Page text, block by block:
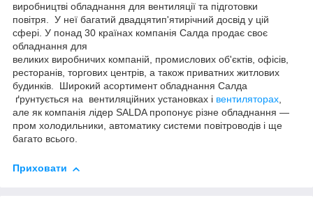
виробництві обладнання для вентиляції та підготовки
повітря. У неї багатий двадцятип'ятирічний досвід у цій
сфері. У понад 30 країнах компанія Салда продає своє
обладнання для
великих виробничих компаній, промислових об'єктів, офісів,
ресторанів, торгових центрів, а також приватних житлових
будинків. Широкий асортимент обладнання Салда
ґрунтується на вентиляційних установках і вентиляторах,
але як компанія лідер SALDA пропонує різне обладнання —
пром холодильники, автоматику системи повітроводів і ще
багато всього.
Приховати